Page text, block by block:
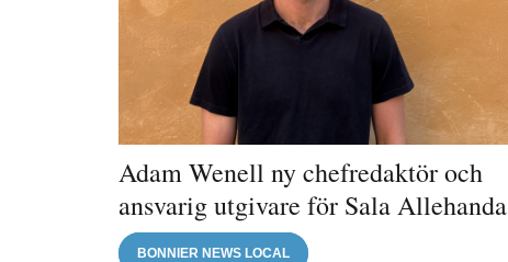
Adam Wenell ny chefredaktör och
ansvarig utgivare för Sala Allehanda
BONNIER NEWS LOCAL